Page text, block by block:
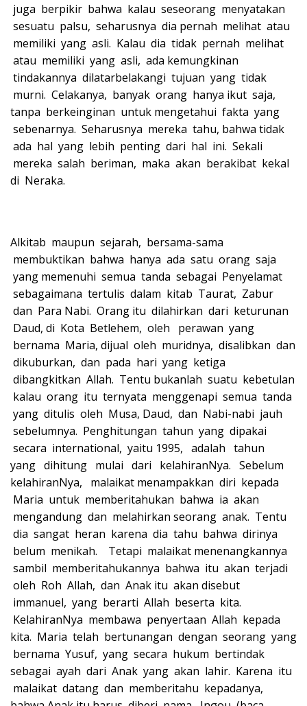
juga berpikir bahwa kalau seseorang menyatakan
sesuatu palsu, seharusnya dia pernah melihat atau
memiliki yang asli. Kalau dia tidak pernah melihat
atau memiliki yang asli, ada kemungkinan
tindakannya dilatarbelakangi tujuan yang tidak
murni. Celakanya, banyak orang hanya ikut saja,
tanpa berkeinginan untuk mengetahui fakta yang
sebenarnya. Seharusnya mereka tahu, bahwa tidak
ada hal yang lebih penting dari hal ini. Sekali
mereka salah beriman, maka akan berakibat kekal
di Neraka.
Alkitab maupun sejarah, bersama-sama
membuktikan bahwa hanya ada satu orang saja
yang memenuhi semua tanda sebagai Penyelamat
sebagaimana tertulis dalam kitab Taurat, Zabur
dan Para Nabi. Orang itu dilahirkan dari keturunan
Daud, di Kota Betlehem, oleh perawan yang
bernama Maria, dijual oleh muridnya, disalibkan dan
dikuburkan, dan pada hari yang ketiga
dibangkitkan Allah. Tentu bukanlah suatu kebetulan
kalau orang itu ternyata menggenapi semua tanda
yang ditulis oleh Musa, Daud, dan Nabi-nabi jauh
sebelumnya. Penghitungan tahun yang dipakai
secara international, yaitu 1995, adalah tahun
yang dihitung mulai dari kelahiranNya. Sebelum
kelahiranNya, malaikat menampakkan diri kepada
Maria untuk memberitahukan bahwa ia akan
mengandung dan melahirkan seorang anak. Tentu
dia sangat heran karena dia tahu bahwa dirinya
belum menikah. Tetapi malaikat menenangkannya
sambil memberitahukannya bahwa itu akan terjadi
oleh Roh Allah, dan Anak itu akan disebut
immanuel, yang berarti Allah beserta kita.
KelahiranNya membawa penyertaan Allah kepada
kita. Maria telah bertunangan dengan seorang yang
bernama Yusuf, yang secara hukum bertindak
sebagai ayah dari Anak yang akan lahir. Karena itu
malaikat datang dan memberitahu kepadanya,